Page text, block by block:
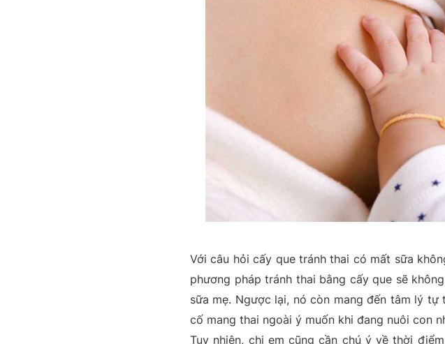
Với câu hỏi cấy que tránh thai có mất sữa
phương pháp tránh thai bằng cấy que sẽ
sữa mẹ. Ngược lại, nó còn mang đến tâm lý
cố mang thai ngoài ý muốn khi đang nuôi con
Tuy nhiên, chị em cũng cần chú ý về thời